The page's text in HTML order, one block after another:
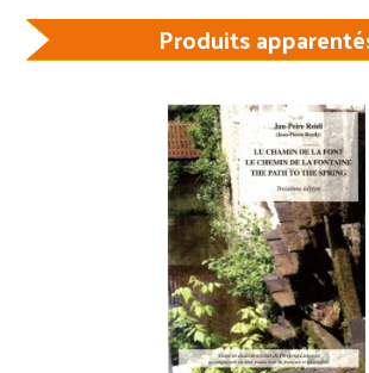
Produits